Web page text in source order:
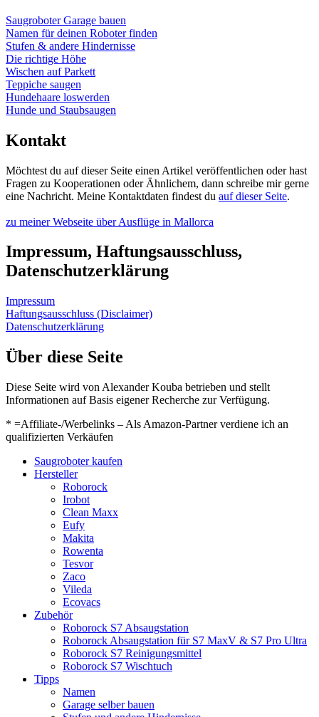
Saugroboter Garage bauen
Namen für deinen Roboter finden
Stufen & andere Hindernisse
Die richtige Höhe
Wischen auf Parkett
Teppiche saugen
Hundehaare loswerden
Hunde und Staubsaugen
Kontakt
Möchtest du auf dieser Seite einen Artikel veröffentlichen oder hast
Fragen zu Kooperationen oder Ähnlichem, dann schreibe mir gerne
eine Nachricht. Meine Kontaktdaten findest du auf dieser Seite.
zu meiner Webseite über Ausflüge in Mallorca
Impressum, Haftungsausschluss,
Datenschutzerklärung
Impressum
Haftungsausschluss (Disclaimer)
Datenschutzerklärung
Über diese Seite
Diese Seite wird von Alexander Kouba betrieben und stellt
Informationen auf Basis eigener Recherche zur Verfügung.
* =Affiliate-/Werbelinks – Als Amazon-Partner verdiene ich an
qualifizierten Verkäufen
Saugroboter kaufen
Hersteller
Roborock
Irobot
Clean Maxx
Eufy
Makita
Rowenta
Tesvor
Zaco
Vileda
Ecovacs
Zubehör
Roborock S7 Absaugstation
Roborock Absaugstation für S7 MaxV & S7 Pro Ultra
Roborock S7 Reinigungsmittel
Roborock S7 Wischtuch
Tipps
Namen
Garage selber bauen